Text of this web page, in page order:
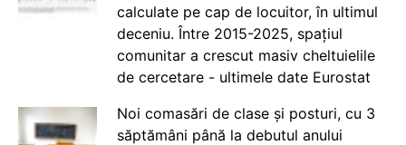
calculate pe cap de locuitor, în ultimul
deceniu. Între 2015-2025, spațiul
comunitar a crescut masiv cheltuielile
de cercetare - ultimele date Eurostat
Noi comasări de clase și posturi, cu 3
săptămâni până la debutul anului